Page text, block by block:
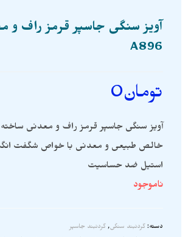
آویز سنگی جاسپر قرمز راف و
A896
تومان0
آویز سنگی جاسپر قرمز راف و معدنی
خالص طبیعی و معدنی با خواص شگفت
استیل ضد حساسیت
ناموجود
دسته: گردنبند سنگی, گردنبند جاسپر